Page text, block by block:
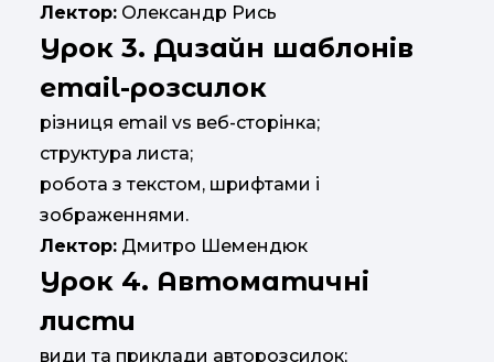
Лектор: Олександр Рись
Урок 3. Дизайн шаблонів
email-розсилок
різниця email vs веб-сторінка;
структура листа;
робота з текстом, шрифтами і
зображеннями.
Лектор: Дмитро Шемендюк
Урок 4. Автоматичні
листи
види та приклади авторозсилок;